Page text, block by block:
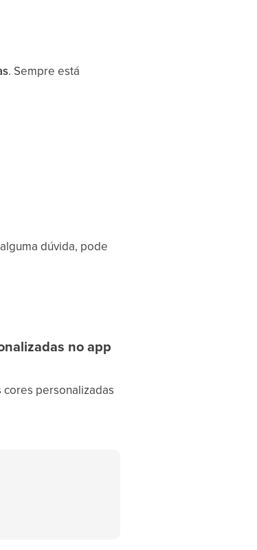
. Sempre está
dúvida, pode
no app
personalizadas